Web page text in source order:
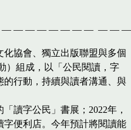
— — — — — — — — —
化協會、獨立出版聯盟與多個
）組成，以「公民閱讀，字
行動，持續與讀者溝通、與
讀字公民」書展；2022年，
便利店。今年預計將閱讀能